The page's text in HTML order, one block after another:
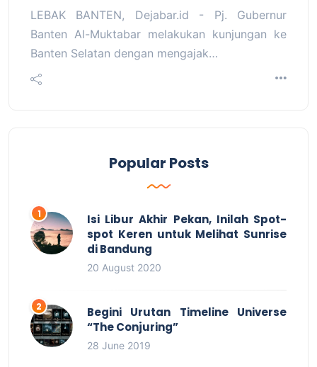
LEBAK BANTEN, Dejabar.id - Pj. Gubernur
Banten Al-Muktabar melakukan kunjungan ke
Banten Selatan dengan mengajak…
Popular Posts
Isi Libur Akhir Pekan, Inilah Spot-
spot Keren untuk Melihat Sunrise
di Bandung
20 August 2020
Begini Urutan Timeline Universe
“The Conjuring”
28 June 2019